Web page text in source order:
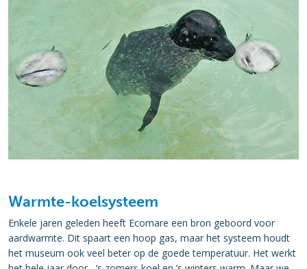
Warmte-koelsysteem
Enkele jaren geleden heeft Ecomare een bron geboord voor
aardwarmte. Dit spaart een hoop gas, maar het systeem houdt
het museum ook veel beter op de goede temperatuur. Het werkt